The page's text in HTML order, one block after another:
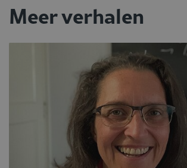
Meer verhalen